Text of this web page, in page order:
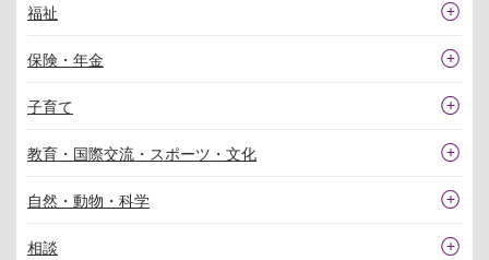
福祉
保険・年金
子育て
教育・国際交流・スポーツ・文化
自然・動物・科学
相談